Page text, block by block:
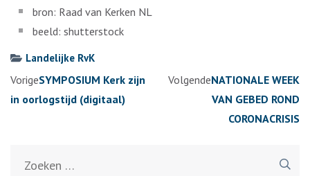
bron: Raad van Kerken NL
beeld: shutterstock
Landelijke RvK
Berichtennavigatie
VorigeSYMPOSIUM Kerk zijn
in oorlogstijd (digitaal)
VolgendeNATIONALE WEEK
VAN GEBED ROND
CORONACRISIS